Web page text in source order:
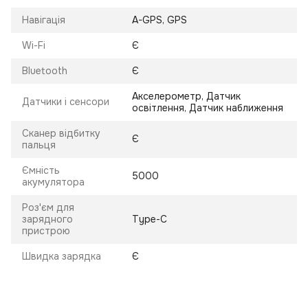
Навігація A-GPS, GPS
Wi-Fi Є
Bluetooth Є
Датчики і сенсори
Акселерометр, Датчик
освітлення, Датчик наближення
Сканер відбитку
пальця
Є
Ємність
акумулятора
5000
Роз'єм для
зарядного
пристрою
Type-C
Швидка зарядка Є